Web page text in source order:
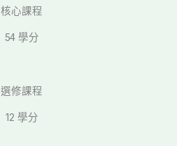
核心課程
54 學分
選修課程
12 學分